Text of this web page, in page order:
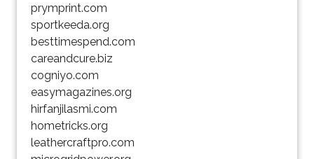
prymprint.com
sportkeeda.org
besttimespend.com
careandcure.biz
cogniyo.com
easymagazines.org
hirfanjilasmi.com
hometricks.org
leathercraftpro.com